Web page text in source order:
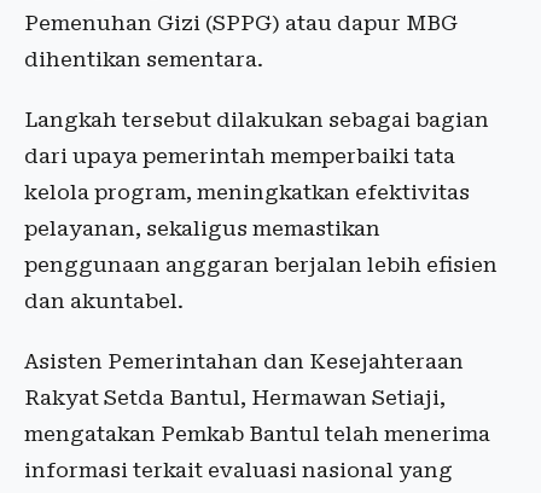
Pemenuhan Gizi (SPPG) atau dapur MBG
dihentikan sementara.
Langkah tersebut dilakukan sebagai bagian
dari upaya pemerintah memperbaiki tata
kelola program, meningkatkan efektivitas
pelayanan, sekaligus memastikan
penggunaan anggaran berjalan lebih efisien
dan akuntabel.
Asisten Pemerintahan dan Kesejahteraan
Rakyat Setda Bantul, Hermawan Setiaji,
mengatakan Pemkab Bantul telah menerima
informasi terkait evaluasi nasional yang